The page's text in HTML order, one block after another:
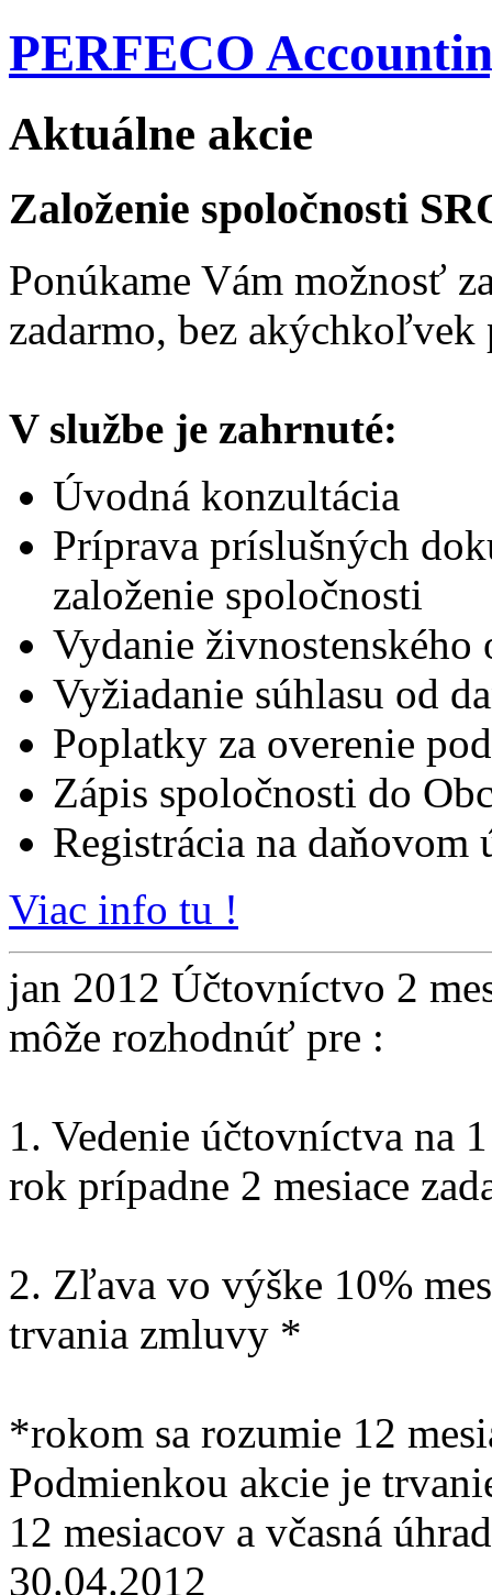
PERFECO
Aktuálne akcie
Založenie spoločnosti
Ponúkame Vám možnosť
zadarmo, bez
V službe je zahrnuté:
Úvodná konzultácia
Príprava príslušných
založenie spoločnosti
Vydanie živnostenského
Vyžiadanie súhlasu od
Poplatky za overenie
Zápis spoločnosti do
Registrácia na daňovom
Viac info tu !
jan 2012 Účtovníctvo 2
môže rozhodnúť pre :
1. Vedenie účtovníctva na
rok prípadne 2 mesiace
2. Zľava vo výške 10%
trvania zmluvy *
*rokom sa rozumie 12
Podmienkou akcie je
12 mesiacov a včasná
30.04.2012